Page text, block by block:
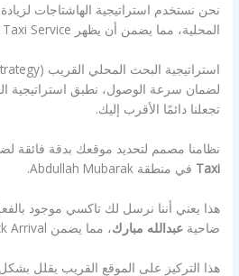
نحن نستخدم استراتيجية الهاشتاجات
المحلية، مما يضمن أن يظهر Taxi Service الخاص بنا في مقدمة النتائج.
استراتيجية البحث المحلي القريب (Local Proximity Search Strategy)
لضمان سرعة الوصول، نطبق استراتيجية
تجعلنا دائمًا الأقرب إليك.
نظامنا مصمم لتحديد موقعك بدقة فائقة
Taxi في منطقة Abdullah Mubarak.
هذا يعني أننا نرسل لك تاكسي موجود
ضاحيةعبدالله مبارك، مما يضمن Quick Arrival.
هذا التركيز على الموقع القريب يقلل